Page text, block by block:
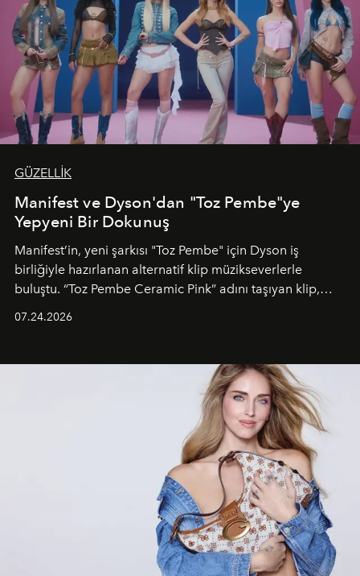
GÜZELLİK
Manifest ve Dyson'dan "Toz Pembe"ye
Yepyeni Bir Dokunuş
Manifest’in, yeni şarkısı "Toz Pembe" için Dyson iş
birliğiyle hazırlanan alternatif klip müzikseverlerle
buluştu. “Toz Pembe Ceramic Pink” adını taşıyan klip,
unsurlarından biri olarak öne çıkıyor.
07.24.2026